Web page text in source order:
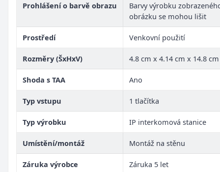
Prohlášení o barvě obrazu
Barvy výrobku
obrázku se mohou lišit
Prostředí Venkovní použití
Rozměry (ŠxHxV) 4.8 cm x 4.14 cm x 14.8 cm
Shoda s TAA Ano
Typ vstupu 1 tlačítka
Typ výrobku IP interkomová stanice
Umístění/montáž Montáž na stěnu
Záruka výrobce Záruka 5 let